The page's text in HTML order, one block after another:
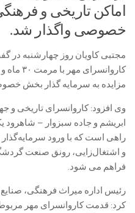
اماکن تاریخی و
خصوصی واگذار شد.
مجتبی کاویان روز چهارشنبه در
مزایده به سرمایه گذار بخش
وی افزود: کاروانسرای تاریخی و
ابریشم و جاده سبزوار – شاهرود
راهی است که با ورود
و اشتغال‌زایی، رونق صنعت
فراهم می شود.
رئیس اداره میراث فرهنگی،
کرد: قدمت کاروانسرای مهر